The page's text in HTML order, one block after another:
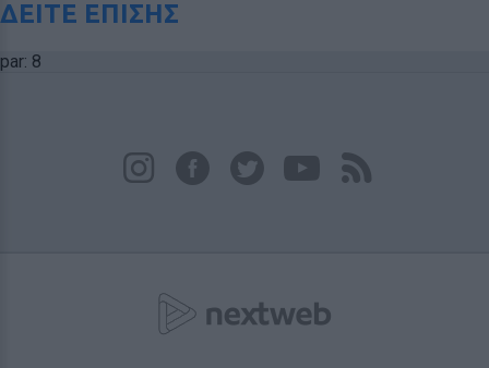
ΔΕΙΤΕ ΕΠΙΣΗΣ
par: 8